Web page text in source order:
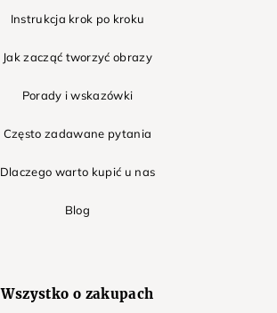
Instrukcja krok po kroku
Jak zacząć tworzyć obrazy
Porady i wskazówki
Często zadawane pytania
Dlaczego warto kupić u nas
Blog
Wszystko o zakupach